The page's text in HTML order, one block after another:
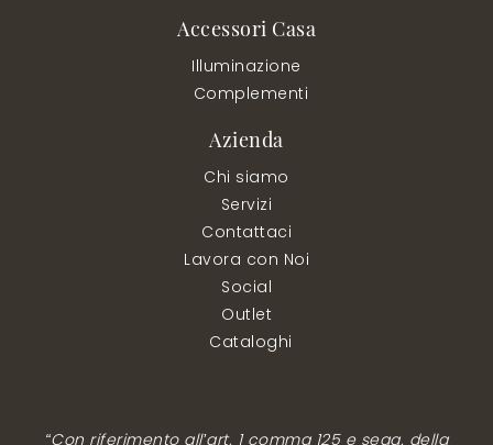
Accessori Casa
Illuminazione
Complementi
Azienda
Chi siamo
Servizi
Contattaci
Lavora con Noi
Social
Outlet
Cataloghi
“Con riferimento all’art. 1 comma 125 e segg. della